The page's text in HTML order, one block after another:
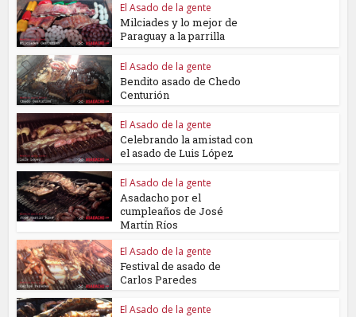
El Asado de la gente
Milciades y lo mejor de
Paraguay a la parrilla
El Asado de la gente
Bendito asado de Chedo
Centurión
El Asado de la gente
Celebrando la amistad con
el asado de Luis López
El Asado de la gente
Asadacho por el
cumpleaños de José
Martín Ríos
El Asado de la gente
Festival de asado de
Carlos Paredes
El Asado de la gente